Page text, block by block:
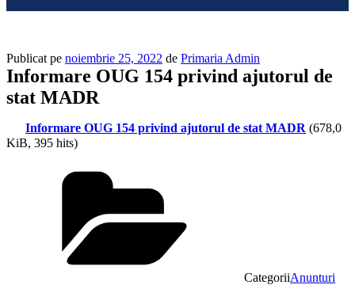
Publicat pe noiembrie 25, 2022 de Primaria Admin
Informare OUG 154 privind ajutorul de
stat MADR
Informare OUG 154 privind ajutorul de stat MADR (678,0
KiB, 395 hits)
CategoriiAnunturi